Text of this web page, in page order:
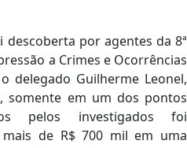
por agentes da 8ª
a Crimes e Ocorrências
delegado Guilherme Leonel,
somente em um dos pontos
pelos investigados foi
de R$ 700 mil em uma